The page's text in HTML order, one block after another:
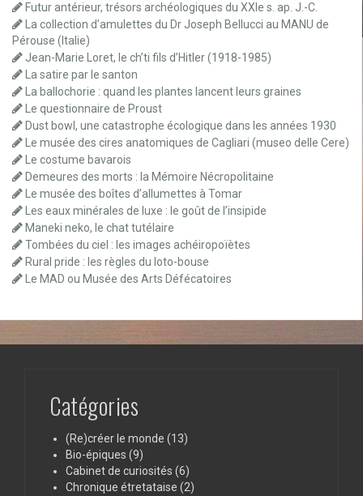
Futur antérieur, trésors archéologiques du XXIe s. ap. J.-C.
La collection d’amulettes du Dr Joseph Bellucci au MANU de
Pérouse (Italie)
Jean-Marie Loret, le ch’ti fils d’Hitler (1918-1985)
La satire par le santon
La ballochorie : quand les plantes lancent leurs graines
Le questionnaire de Proust
Dust bowl, une catastrophe écologique dans les années 1930
Le musée des cires anatomiques de Cagliari (museo delle Cere)
Le costume bavarois
Demeures des morts : la Mémoire Nécropolitaine
Le musée des boîtes d’allumettes à Tomar
Les eaux minérales de luxe : le goût de l’insipide
Maneki neko, le chat tutélaire
Tombées du ciel : les images achéiropoïètes
Rural pride : les règles du loto-bouse
Le MAD ou Musée des Arts Défécatoires
Catégories
(Re)créer le monde (13)
Bio-épiques (9)
Cabinet de curiosités (6)
Chronique étretataise (2)